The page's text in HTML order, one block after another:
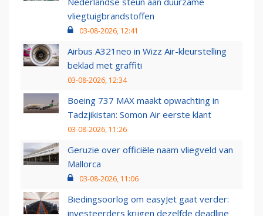
vliegtuigbrandstoffen
03-08-2026, 12:41
Airbus A321neo in Wizz Air-kleurstelling
beklad met graffiti
03-08-2026, 12:34
Boeing 737 MAX maakt opwachting in
Tadzjikistan: Somon Air eerste klant
03-08-2026, 11:26
Geruzie over officiële naam vliegveld van
Mallorca
03-08-2026, 11:06
Biedingsoorlog om easyJet gaat verder:
investeerders krijgen dezelfde deadline